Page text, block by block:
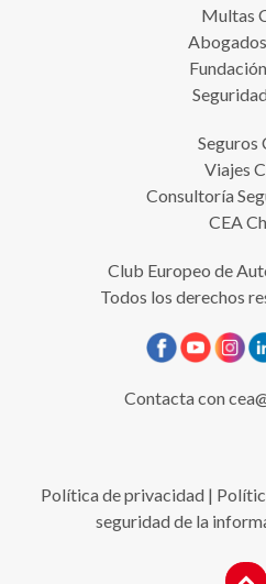
Multas
Seguros
Viajes
Consultoría
CEA
Club Europeo de
Todos los derechos
Contacta con
Política de privacidad |
seguridad de la